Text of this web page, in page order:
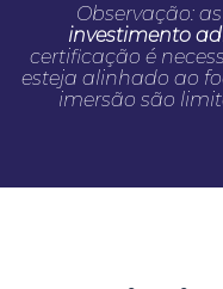
Observação:
investimento
certificação é
esteja alinhado ao
imersão são